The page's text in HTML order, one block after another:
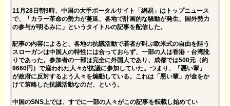
11月28日朝9時、中国の大手ポータルサイト「網易」はトップニュース
で、「カラー革命の勢力が蔓延、各地で計画的な騒動が発生、国外勢力
の参与が明るみに」というタイトルの記事を配信した。
記事の内容によると、各地の抗議活動で若者が叫ぶ欧米式の自由を謳う
スローガンは中国人の特性には合っておらず、一部の人は香港・台湾訛
りであった。参加者の一部は完全に外国人であり、成都では500元（約
9660円）で雇われた人々が抗議に参加していた。つまり、「悪い輩」
が政府に反対するよう人々を煽動している。これは「悪い輩」が金をか
けて策略した抗議活動なのだ、という。
中国のSNS上では、すでに一部の人々がこの記事を転載し始めてい